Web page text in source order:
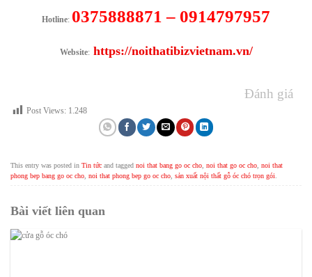
Hotline: 0375888871 – 0914797957
Website:https://noithatibizvietnam.vn/
Đánh giá
Post Views: 1.248
This entry was posted in Tin tức and tagged noi that bang go oc cho noi that go oc cho noi that
phong bep bang go oc cho noi that phong bep go oc cho sản xuất nội thất gỗ óc chó trọn gói
Bài viết liên quan